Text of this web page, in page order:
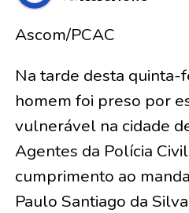
Ascom/PCAC
Na tarde desta quinta-
homem foi preso por
vulnerável na cidade
Agentes da Polícia
cumprimento ao
Paulo Santiago da